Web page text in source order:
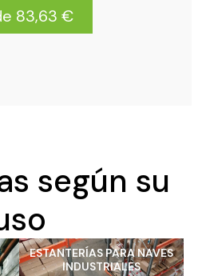
83,63 €
según su
ESTANTERÍAS PARA NAVES
INDUSTRIALES